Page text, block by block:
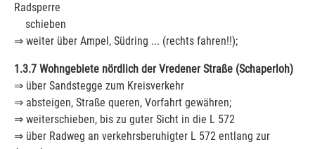
Radsperre
schieben
⇒ weiter über Ampel, Südring ... (rechts fahren!!);
1.3.7 Wohngebiete nördlich der Vredener Straße (Schaperloh)
⇒ über Sandstegge zum Kreisverkehr
⇒ absteigen, Straße queren, Vorfahrt gewähren;
⇒ weiterschieben, bis zu guter Sicht in die L 572
⇒ über Radweg an verkehrsberuhigter L 572 entlang zur